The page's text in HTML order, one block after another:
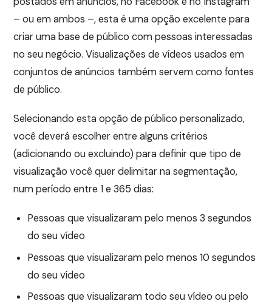
– ou em ambos –, esta é uma opção excelente para
criar uma base de público com pessoas interessadas
no seu negócio. Visualizações de vídeos usados em
conjuntos de anúncios também servem como fontes
de público.
Selecionando esta opção de público personalizado,
você deverá escolher entre alguns critérios
(adicionando ou excluindo) para definir que tipo de
visualização você quer delimitar na segmentação,
num período entre 1 e 365 dias:
Pessoas que visualizaram pelo menos 3 segundos
do seu vídeo
Pessoas que visualizaram pelo menos 10 segundos
do seu vídeo
Pessoas que visualizaram todo seu vídeo ou pelo